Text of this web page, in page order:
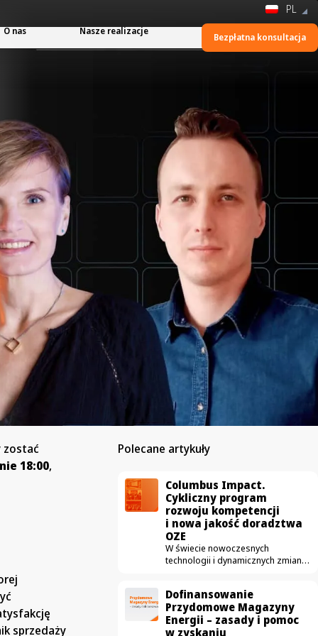
PL
O nas Nasze realizacje
Bezpłatna konsultacja
zostać
18:00,
sprzedaży
Polecane artykuły
Columbus Impact.
Cykliczny program
rozwoju kompetencji
i nowa jakość doradztwa
OZE
W świecie nowoczesnych
technologii i dynamicznych zmian
potrzebuje czegoś więcej niż
tylko dobrych produktów.
Potrzebuje bezkompromisowej
merytoryki. W Columbus Energy
Dofinansowanie
Przydomowe Magazyny
Energii – zasady i pomoc
w zyskaniu